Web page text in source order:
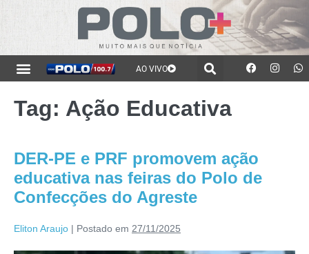
AO VIVO
Tag: Ação Educativa
DER-PE e PRF promovem ação
educativa nas feiras do Polo de
Confecções do Agreste
Eliton Araujo | Postado em 27/11/2025